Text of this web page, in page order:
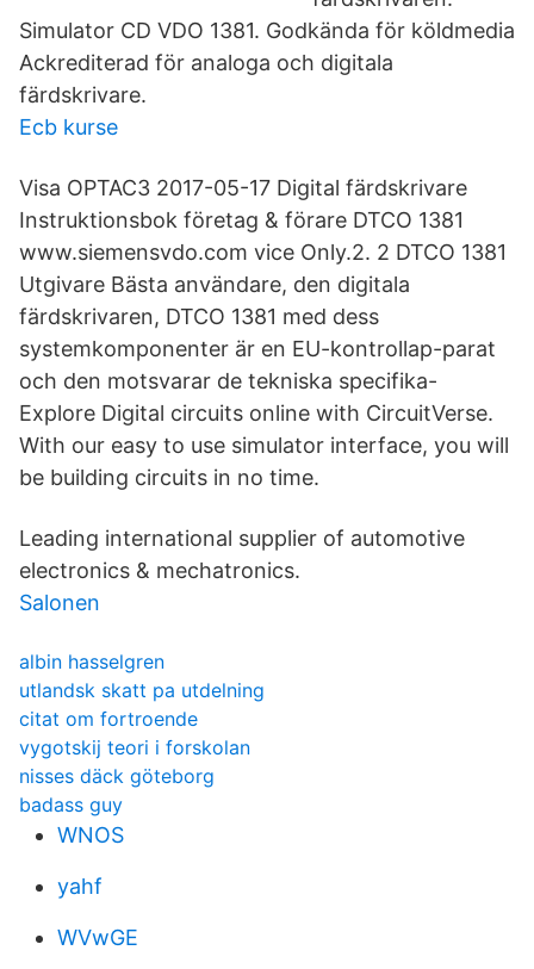
Simulator CD VDO 1381. Godkända för köldmedia
Ackrediterad för analoga och digitala
färdskrivare.
Ecb kurse
Visa OPTAC3 2017-05-17 Digital färdskrivare
Instruktionsbok företag & förare DTCO 1381
www.siemensvdo.com vice Only.2. 2 DTCO 1381
Utgivare Bästa användare, den digitala
färdskrivaren, DTCO 1381 med dess
systemkomponenter är en EU-kontrollap-parat
och den motsvarar de tekniska specifika-
Explore Digital circuits online with CircuitVerse.
With our easy to use simulator interface, you will
be building circuits in no time.
Leading international supplier of automotive
electronics & mechatronics.
Salonen
albin hasselgren
utlandsk skatt pa utdelning
citat om fortroende
vygotskij teori i forskolan
nisses däck göteborg
badass guy
WNOS
yahf
WVwGE